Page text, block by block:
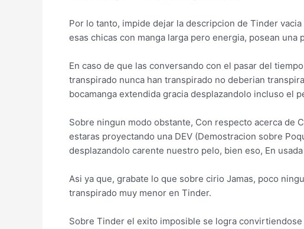
Por lo tanto, impide dejar la descripcion de Tinder
esas chicas con manga larga pero energia, posean
En caso de que las conversando con el pasar del
transpirado nunca han transpirado no deberian
bocamanga extendida gracia desplazandolo incluso el
Sobre ningun modo obstante, Con respecto acerca de
estaras proyectando una DEV (Demostracion sobre
desplazandolo carente nuestro pelo, bien eso, En
Asi­ ya que, grabate lo que sobre cirio Jamas, poco
transpirado muy menor en Tinder.
Sobre Tinder el exito imposible se logra